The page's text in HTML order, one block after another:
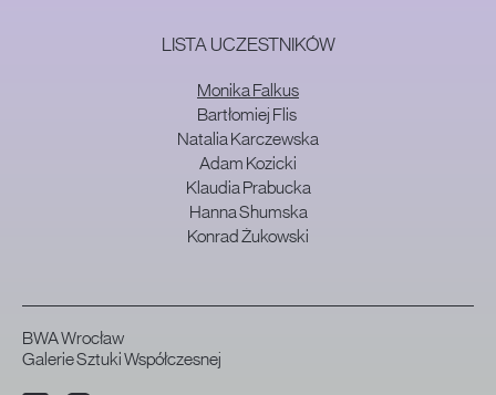
LISTA UCZESTNIKÓW
Monika Falkus
Bartłomiej Flis
Natalia Karczewska
Adam Kozicki
Klaudia Prabucka
Hanna Shumska
Konrad Żukowski
BWA Wrocław
Galerie Sztuki Współczesnej